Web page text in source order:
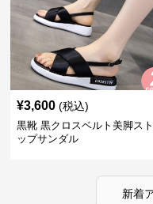
¥3,600 (税込)
黒靴 黒クロスベルト美脚ス
ップサンダル
新着